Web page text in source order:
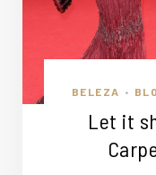
BELEZA •
Let it